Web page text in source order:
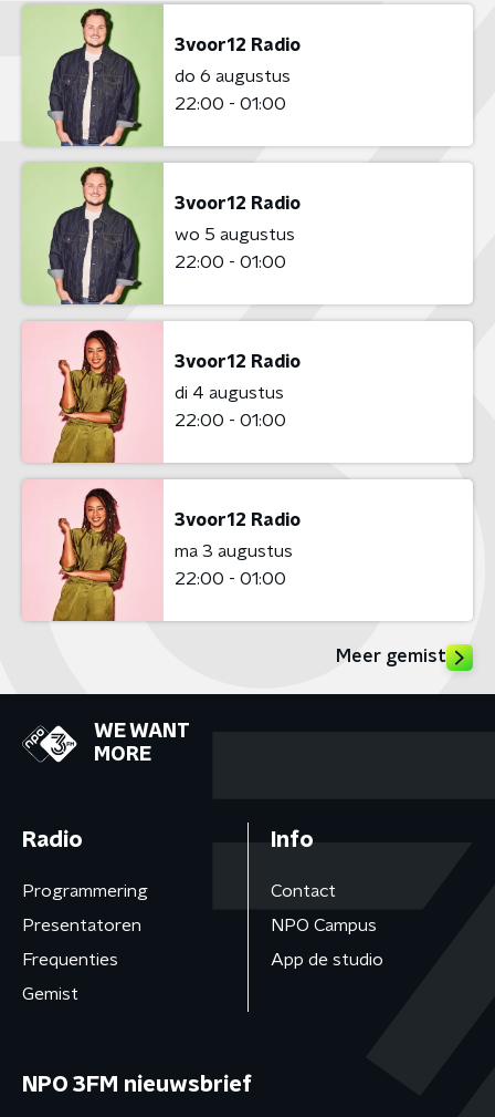
3voor12 Radio
do 6 augustus
22:00 - 01:00
3voor12 Radio
wo 5 augustus
22:00 - 01:00
3voor12 Radio
di 4 augustus
22:00 - 01:00
3voor12 Radio
ma 3 augustus
22:00 - 01:00
Meer gemist
WE WANT
MORE
Radio
Programmering
Presentatoren
Frequenties
Gemist
Info
Contact
NPO Campus
App de studio
NPO 3FM nieuwsbrief